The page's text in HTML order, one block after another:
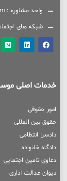
واحد مشاوره : backend@tehranbozorg.com
شبکه های
خدمات اصلی
امور حقوقی
حقوق بین المللی
دادسرا انتظامی
دادگاه خانواده
دعاوی تامین اجتمایی
دیوان عدالت اداری